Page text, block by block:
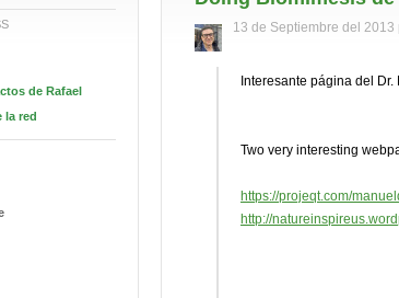
de Rafael
la red
13 de Septiembre del 2013
Interesante página del
Two very interesting
https://projeqt.com/
http://